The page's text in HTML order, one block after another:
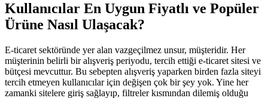
Kullanıcılar En Uygun Fiyatlı ve Popüler
Ürüne Nasıl Ulaşacak?
E-ticaret sektöründe yer alan vazgeçilmez unsur, müşteridir. Her
müşterinin belirli bir alışveriş periyodu, tercih ettiği e-ticaret sitesi ve
bütçesi mevcuttur. Bu sebepten alışveriş yaparken birden fazla siteyi
tercih etmeyen kullanıcılar için değişen çok bir şey yok. Yine her
zamanki sitelere giriş sağlayıp, filtreler kısmından dilemiş olduğu